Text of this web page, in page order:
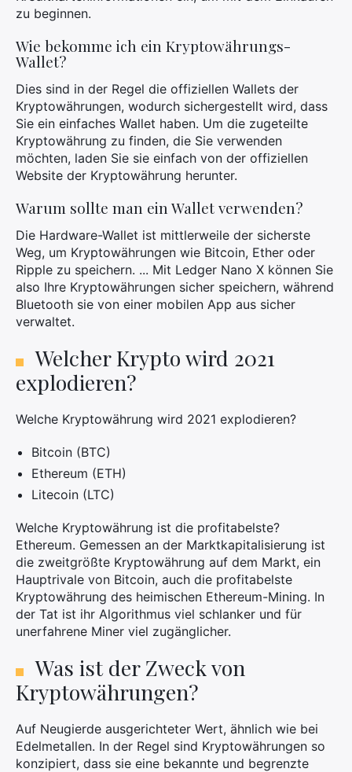
zu beginnen.
Wie bekomme ich ein Kryptowährungs-
Wallet?
Dies sind in der Regel die offiziellen Wallets der
Kryptowährungen, wodurch sichergestellt wird, dass
Sie ein einfaches Wallet haben. Um die zugeteilte
Kryptowährung zu finden, die Sie verwenden
möchten, laden Sie sie einfach von der offiziellen
Website der Kryptowährung herunter.
Warum sollte man ein Wallet verwenden?
Die Hardware-Wallet ist mittlerweile der sicherste
Weg, um Kryptowährungen wie Bitcoin, Ether oder
Ripple zu speichern. ... Mit Ledger Nano X können Sie
also Ihre Kryptowährungen sicher speichern, während
Bluetooth sie von einer mobilen App aus sicher
verwaltet.
Welcher Krypto wird 2021
explodieren?
Welche Kryptowährung wird 2021 explodieren?
Bitcoin (BTC)
Ethereum (ETH)
Litecoin (LTC)
Welche Kryptowährung ist die profitabelste?
Ethereum. Gemessen an der Marktkapitalisierung ist
die zweitgrößte Kryptowährung auf dem Markt, ein
Hauptrivale von Bitcoin, auch die profitabelste
Kryptowährung des heimischen Ethereum-Mining. In
der Tat ist ihr Algorithmus viel schlanker und für
unerfahrene Miner viel zugänglicher.
Was ist der Zweck von
Kryptowährungen?
Auf Neugierde ausgerichteter Wert, ähnlich wie bei
Edelmetallen. In der Regel sind Kryptowährungen so
konzipiert, dass sie eine bekannte und begrenzte